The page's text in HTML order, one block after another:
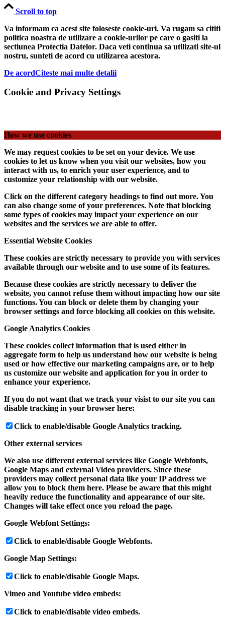
Scroll to top
Va informam ca acest site foloseste cookie-uri. Va rugam sa cititi
politica noastra de utilizare a cookie-urilor pe care o gasiti la
sectiunea Protectia Datelor. Daca veti continua sa utilizati site-ul
nostru, sunteti de acord cu utilizarea acestora.
De acordCiteste mai multe detalii
Cookie and Privacy Settings
How we use cookies
We may request cookies to be set on your device. We use
cookies to let us know when you visit our websites, how you
interact with us, to enrich your user experience, and to
customize your relationship with our website.
Click on the different category headings to find out more. You
can also change some of your preferences. Note that blocking
some types of cookies may impact your experience on our
websites and the services we are able to offer.
Essential Website Cookies
These cookies are strictly necessary to provide you with services
available through our website and to use some of its features.
Because these cookies are strictly necessary to deliver the
website, you cannot refuse them without impacting how our site
functions. You can block or delete them by changing your
browser settings and force blocking all cookies on this website.
Google Analytics Cookies
These cookies collect information that is used either in
aggregate form to help us understand how our website is being
used or how effective our marketing campaigns are, or to help
us customize our website and application for you in order to
enhance your experience.
If you do not want that we track your visist to our site you can
disable tracking in your browser here:
Click to enable/disable Google Analytics tracking.
Other external services
We also use different external services like Google Webfonts,
Google Maps and external Video providers. Since these
providers may collect personal data like your IP address we
allow you to block them here. Please be aware that this might
heavily reduce the functionality and appearance of our site.
Changes will take effect once you reload the page.
Google Webfont Settings:
Click to enable/disable Google Webfonts.
Google Map Settings:
Click to enable/disable Google Maps.
Vimeo and Youtube video embeds:
Click to enable/disable video embeds.